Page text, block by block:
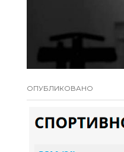
ОПУБЛИКОВАНО